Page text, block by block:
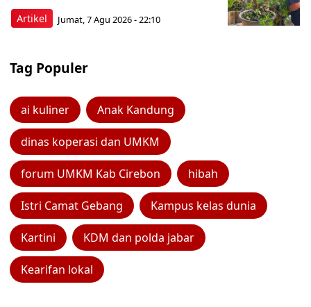
Artikel Jumat, 7 Agu 2026 - 22:10
Tag Populer
ai kuliner Anak Kandung
dinas koperasi dan UMKM
forum UMKM Kab Cirebon hibah
Istri Camat Gebang Kampus kelas dunia
Kartini KDM dan polda jabar
Kearifan lokal